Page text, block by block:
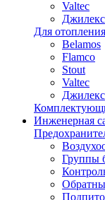
Valtec
Джилекс
Для отопления
Belamos
Flamco
Stout
Valtec
Джилекс
Инженерная
Группы